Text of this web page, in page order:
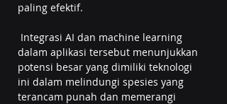
paling efektif.
dalam aplikasi tersebut menunjukkan
potensi besar yang dimiliki teknologi
ini dalam melindungi spesies yang
terancam punah dan memerangi